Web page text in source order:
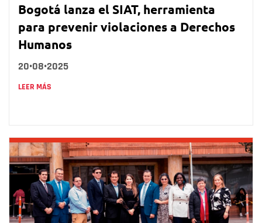
Bogotá lanza el SIAT, herramienta
para prevenir violaciones a Derechos
Humanos
20•08•2025
LEER MÁS